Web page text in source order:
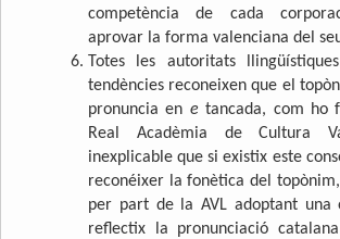
competència de cada
aprovar la forma valenciana del
Totes les autoritats
tendències reconeixen que el
pronuncia en etancada, com ho
Real Acadèmia de Cultura
inexplicable que si existix este
reconéixer la fonètica del
per part de la AVL adoptant una
reflectix la pronunciació